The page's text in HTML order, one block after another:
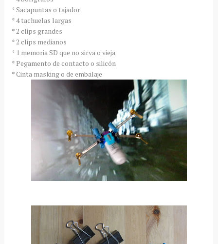
* Sacapuntas o tajador
* 4 tachuelas largas
* 2 clips grandes
* 2 clips medianos
* 1 memoria SD que no sirva o vieja
* Pegamento de contacto o silicón
* Cinta masking o de embalaje